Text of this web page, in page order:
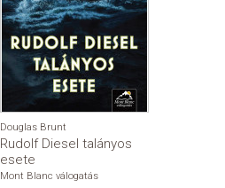
Douglas Brunt
Rudolf Diesel talányos
esete
Mont Blanc válogatás